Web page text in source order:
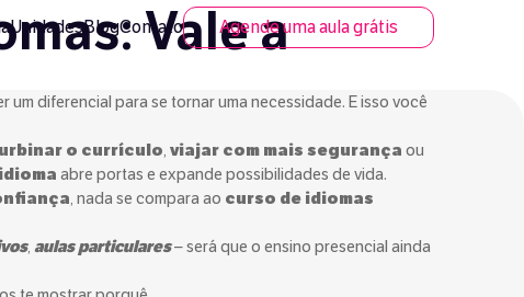
UnidadesBlogContato Agende uma aula grátis
Vale a
diferencial para se tornar uma necessidade. E isso você
o currículo, viajar com mais segurança ou
abre portas e expande possibilidades de vida.
, nada se compara ao curso de idiomas
, aulas particulares– será que o ensino presencial ainda